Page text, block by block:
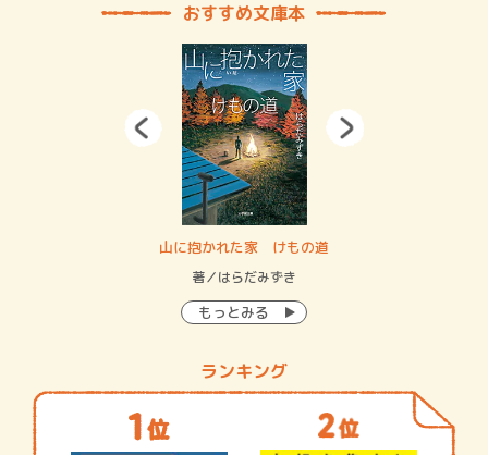
おすすめ文庫本
山に抱かれた家 けもの道
著／はらだみずき
もっとみる
ランキング